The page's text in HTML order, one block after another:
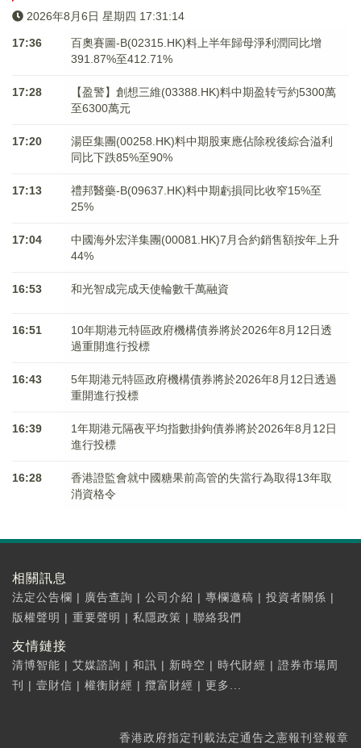
2026年8月6日 星期四 17:31:14
17:36
百奧賽圖-B(02315.HK)料上半年歸母淨利潤同比增
391.87%至412.71%
17:28
【盈警】創想三維(03388.HK)料中期盈转亏約5300萬
至6300萬元
17:20
湯臣集團(00258.HK)料中期股東應佔除稅後綜合溢利
同比下跌85%至90%
17:13
禮邦醫藥-B(09637.HK)料中期虧損同比收窄15%至
25%
17:04
中國海外宏洋集團(00081.HK)7月合約銷售額按年上升
44%
16:53 和光智成完成天使輪數千萬融資
16:51
10年期港元特區政府機構債券將於2026年8月12日透
過重開進行投標
16:43
5年期港元特區政府機構債券將於2026年8月12日透過
重開進行投標
16:39
1年期港元隔夜平均指數掛鉤債券將於2026年8月12日
進行投標
16:28
香港證監會就中國糖果前高管的失當行為取得13年取
消資格令
相關訊息
法定公告欄 | 廣告查詢 | 公司介紹 | 專欄邀稿 | 投資者關係 |
版權聲明 | 重要聲明 | 私隱政策 | 聯絡我們
友情鏈接
清博智能 | 艾媒諮詢 | 和訊 | 新時空 | 時代財經 | 證券市場周
刊
| 壹財信 | 權衡財經 | 攬富財經 | 更多...
香港政府指定刊載法定通告之憲報刊登報章